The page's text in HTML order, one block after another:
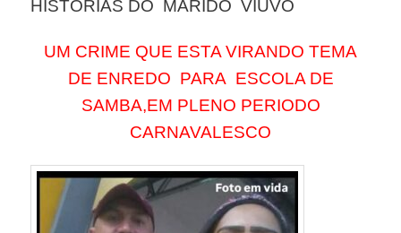
HISTÓRIAS DO MARIDO VIÚVO
UM CRIME QUE ESTA VIRANDO TEMA
DE ENREDO PARA ESCOLA DE
SAMBA,EM PLENO PERIODO
CARNAVALESCO